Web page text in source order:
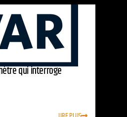
qui interroge